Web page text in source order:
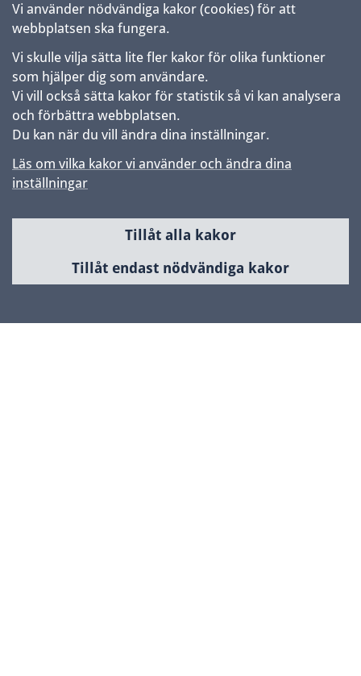
Vi använder nödvändiga kakor (cookies) för att
webbplatsen ska fungera.
Vi skulle vilja sätta lite fler kakor för olika funktioner
som hjälper dig som användare.
Vi vill också sätta kakor för statistik så vi kan analysera
och förbättra webbplatsen.
Du kan när du vill ändra dina inställningar.
Läs om vilka kakor vi använder och ändra dina
inställningar
Tillåt alla kakor
Tillåt endast nödvändiga kakor
Samhällsbyggnad & utveckling